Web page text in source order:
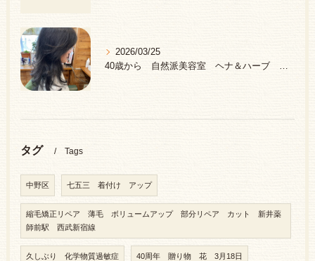
2026/03/25
40歳から 自然派美容室 ヘナ＆ハーブ 中野区 新井薬師前駅
タグ Tags
中野区 七五三 着付け アップ
縮毛矯正リペア 薄毛 ボリュームアップ 部分リペア カット 新井薬
師前駅 西武新宿線
久しぶり 化学物質過敏症 40周年 贈り物 花 3月18日